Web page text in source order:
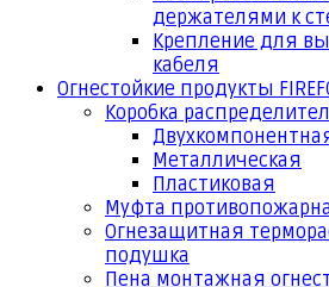
держателями к
Крепление для
кабеля
Огнестойкие продукты
Коробка
Металлическая
Пластиковая
Муфта
Огнезащитная
подушка
Пена монтажная